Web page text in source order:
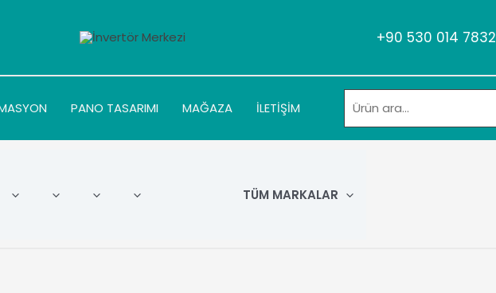
+90 530 014 7832
PANO TASARIMI MAĞAZA İLETİŞİM
TÜM MARKALAR